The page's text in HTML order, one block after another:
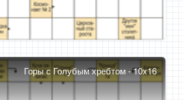
Горы с Голубым хребтом - 10x16